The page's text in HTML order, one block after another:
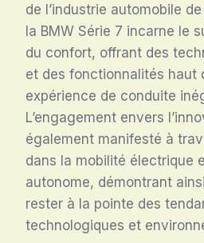
de l’industrie automobile
la BMW Série 7 incarne le
du confort, offrant des
et des fonctionnalités haut
expérience de conduite
L’engagement envers
également manifesté à
dans la mobilité électrique
autonome, démontrant
rester à la pointe des
technologiques et